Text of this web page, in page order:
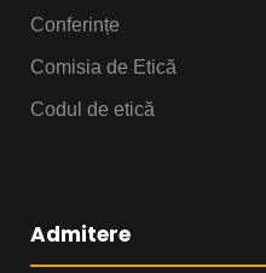
Conferințe
Comisia de Etică
Codul de etică
Admitere